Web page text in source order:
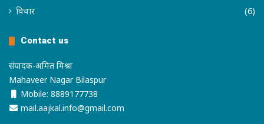
विचार
(6)
Contact us
संपादक-अमित मिश्रा
Mahaveer Nagar Bilaspur
Mobile: 8889177738
mail.aajkal.info@gmail.com